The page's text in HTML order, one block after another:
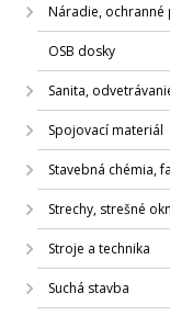
Náradie, ochranné
OSB dosky
Sanita,
Spojovací materiál
Stavebná chémia,
Strechy, strešné
Stroje a technika
Suchá stavba